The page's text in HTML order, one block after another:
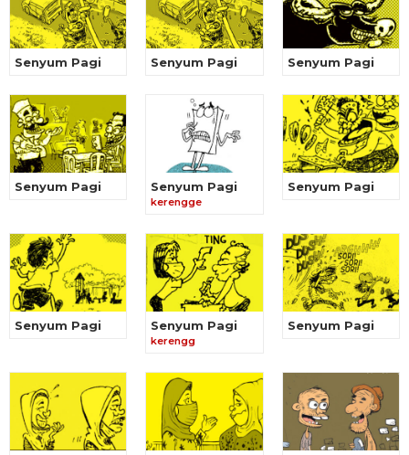
Senyum Pagi Senyum Pagi Senyum Pagi
Senyum Pagi Senyum Pagi
kerengge
Senyum Pagi
Senyum Pagi Senyum Pagi
kerengg
Senyum Pagi